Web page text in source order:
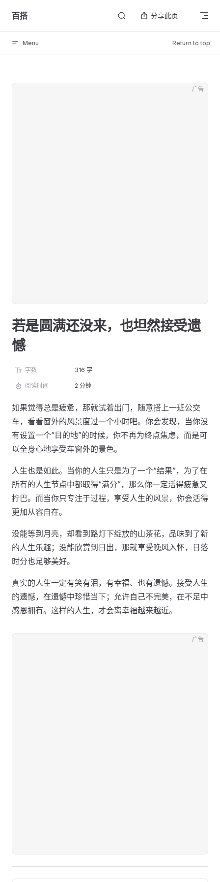
Skip to content
百搭 分享此页
Menu Return to top
广告
若是圆满还没来，也坦然接受遗
憾
字数 316 字
阅读时间 2 分钟
如果觉得总是疲惫，那就试着出门，随意搭上一班公交
车，看看窗外的风景度过一个小时吧。你会发现，当你没
有设置一个“目的地”的时候，你不再为终点焦虑，而是可
以全身心地享受车窗外的景色。
人生也是如此。当你的人生只是为了一个“结果”，为了在
所有的人生节点中都取得“满分”，那么你一定活得疲惫又
拧巴。而当你只专注于过程，享受人生的风景，你会活得
更加从容自在。
没能等到月亮，却看到路灯下绽放的山茶花，品味到了新
的人生乐趣；没能欣赏到日出，那就享受晚风入怀，日落
时分也足够美好。
真实的人生一定有笑有泪，有幸福、也有遗憾。接受人生
的遗憾，在遗憾中珍惜当下；允许自己不完美，在不足中
感恩拥有。这样的人生，才会离幸福越来越近。
广告